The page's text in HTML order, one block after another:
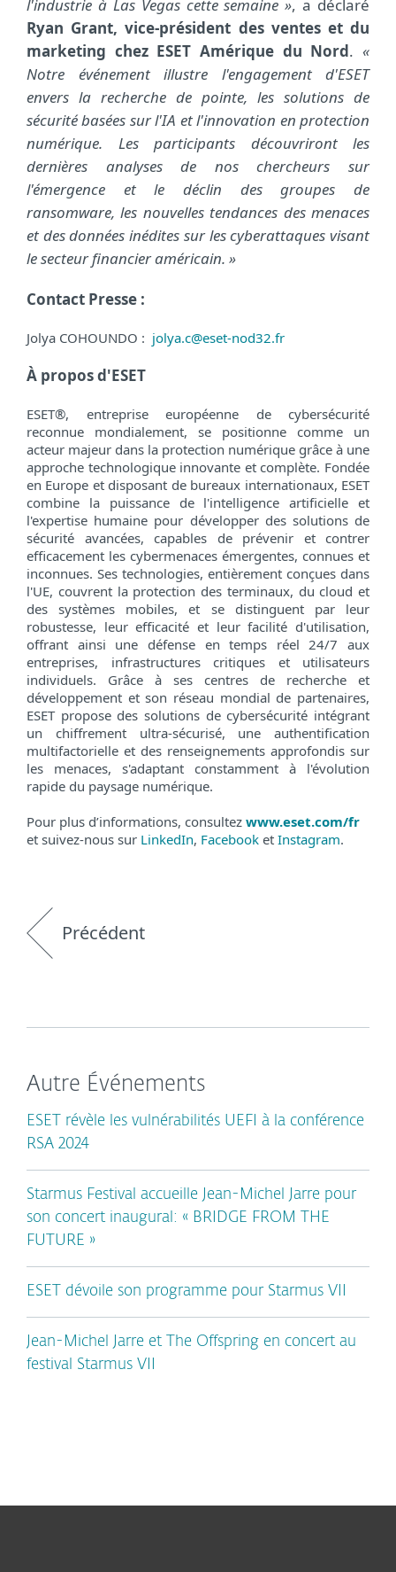
l'industrie à Las Vegas cette semaine », a déclaré
Ryan Grant, vice-président des ventes et du
marketing chez ESET Amérique du Nord.«
Notre événement illustre l'engagement d'ESET
envers la recherche de pointe, les solutions de
sécurité basées sur l'IA et l'innovation en protection
numérique. Les participants découvriront les
dernières analyses de nos chercheurs sur
l'émergence et le déclin des groupes de
ransomware, les nouvelles tendances des menaces
et des données inédites sur les cyberattaques visant
le secteur financier américain. »
Contact Presse :
Jolya COHOUNDO : jolya.c@eset-nod32.fr
À propos d'ESET
ESET®, entreprise européenne de cybersécurité
reconnue mondialement, se positionne comme un
acteur majeur dans la protection numérique grâce à une
approche technologique innovante et complète. Fondée
en Europe et disposant de bureaux internationaux, ESET
combine la puissance de l'intelligence artificielle et
l'expertise humaine pour développer des solutions de
sécurité avancées, capables de prévenir et contrer
efficacement les cybermenaces émergentes, connues et
inconnues. Ses technologies, entièrement conçues dans
l'UE, couvrent la protection des terminaux, du cloud et
des systèmes mobiles, et se distinguent par leur
robustesse, leur efficacité et leur facilité d'utilisation,
offrant ainsi une défense en temps réel 24/7 aux
entreprises, infrastructures critiques et utilisateurs
individuels. Grâce à ses centres de recherche et
développement et son réseau mondial de partenaires,
ESET propose des solutions de cybersécurité intégrant
un chiffrement ultra-sécurisé, une authentification
multifactorielle et des renseignements approfondis sur
les menaces, s'adaptant constamment à l'évolution
rapide du paysage numérique.
Pour plus d’informations, consultez www.eset.com/fr
et suivez-nous sur LinkedIn, Facebook et Instagram.
Précédent
Autre Événements
ESET révèle les vulnérabilités UEFI à la conférence
RSA 2024
Starmus Festival accueille Jean-Michel Jarre pour
son concert inaugural: « BRIDGE FROM THE
FUTURE »
ESET dévoile son programme pour Starmus VII
Jean-Michel Jarre et The Offspring en concert au
festival Starmus VII